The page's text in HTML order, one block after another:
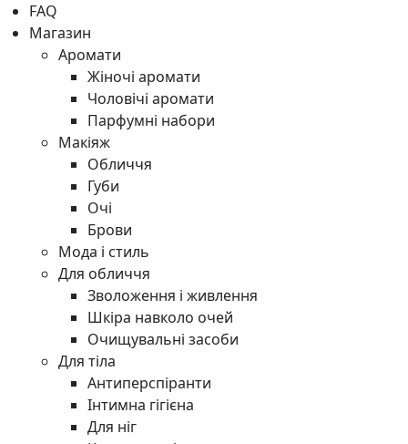
FAQ
Магазин
Аромати
Жіночі аромати
Чоловічі аромати
Парфумні набори
Макіяж
Обличчя
Губи
Очі
Брови
Мода і стиль
Для обличчя
Зволоження і живлення
Шкіра навколо очей
Очищувальні засоби
Для тіла
Антиперспіранти
Інтимна гігієна
Для ніг